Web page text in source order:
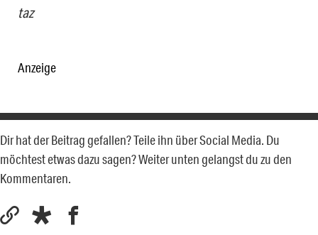
taz
Anzeige
Dir hat der Beitrag gefallen? Teile ihn über Social Media. Du
möchtest etwas dazu sagen? Weiter unten gelangst du zu den
Kommentaren.